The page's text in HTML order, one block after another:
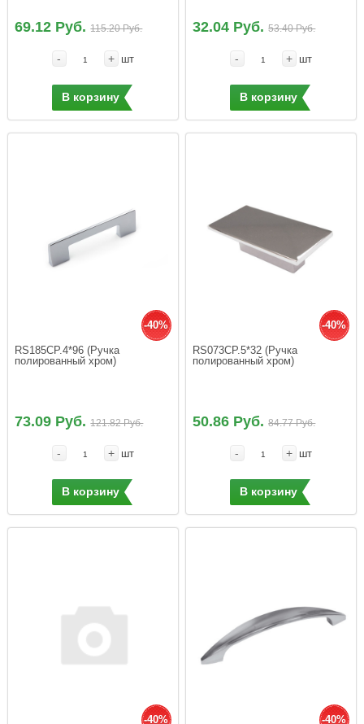
69.12 Руб.115.20 Руб.
- + шт
В корзину
32.04 Руб.53.40 Руб.
- + шт
В корзину
-40%
RS185CP.4*96 (Ручка
полированный хром)
73.09 Руб.121.82 Руб.
- + шт
В корзину
-40%
RS073CP.5*32 (Ручка
полированный хром)
50.86 Руб.84.77 Руб.
- + шт
В корзину
-40% -40%